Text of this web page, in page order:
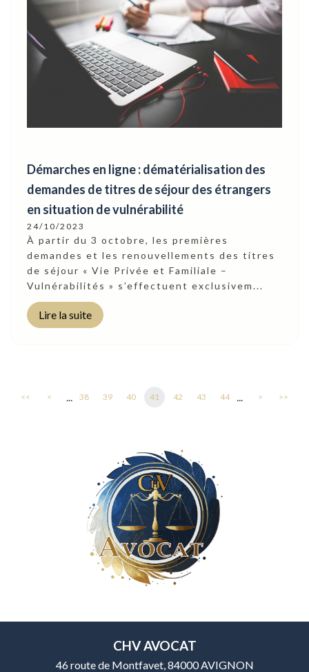
Démarches en ligne : dématérialisation des
demandes de titres de séjour des étrangers
en situation de vulnérabilité
24/10/2023
À partir du 3 octobre, les premières
demandes et les renouvellements des titres
de séjour « Vie Privée et Familiale –
Vulnérabilités » s’effectuent exclusivem...
Lire la suite
<< < ... 38 39 40 41 42 43 44 ... > >>
CHV AVOCAT
46 route de Montfavet, 84000 AVIGNON